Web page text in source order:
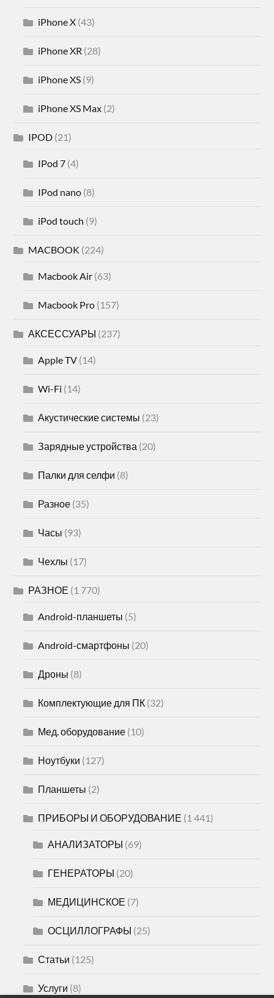
iPhone X (43)
iPhone XR (28)
iPhone XS (9)
iPhone XS Max (2)
IPOD (21)
IPod 7 (4)
IPod nano (8)
iPod touch (9)
MACBOOK (224)
Macbook Air (63)
Macbook Pro (157)
АКСЕССУАРЫ (237)
Apple TV (14)
Wi-Fi (14)
Акустические системы (23)
Зарядные устройства (20)
Палки для селфи (8)
Разное (35)
Часы (93)
Чехлы (17)
РАЗНОЕ (1 770)
Android-планшеты (5)
Android-смартфоны (20)
Дроны (8)
Комплектующие для ПК (32)
Мед. оборудование (10)
Ноутбуки (127)
Планшеты (2)
ПРИБОРЫ И ОБОРУДОВАНИЕ (1 441)
АНАЛИЗАТОРЫ (69)
ГЕНЕРАТОРЫ (20)
МЕДИЦИНСКОЕ (7)
ОСЦИЛЛОГРАФЫ (25)
Статьи (125)
Услуги (8)